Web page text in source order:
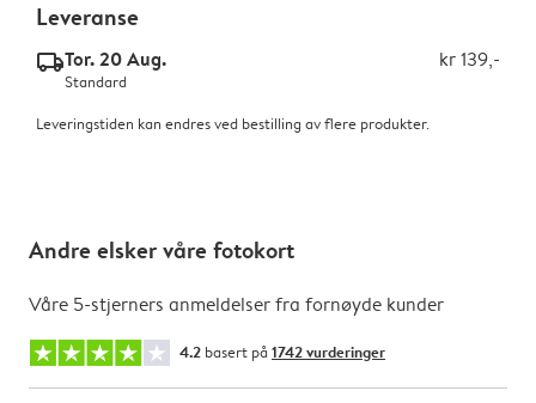
Leveranse
delivery_standard_v2Tor. 20 Aug. kr 139,-
Standard
Leveringstiden kan endres ved bestilling av flere produkter.
Andre elsker våre fotokort
Våre 5-stjerners anmeldelser fra fornøyde kunder
4.2 basert på 1742 vurderinger